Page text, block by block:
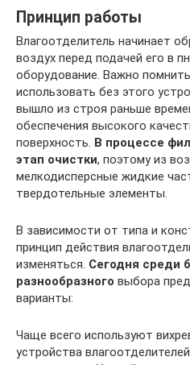
Принцип работы
Влагоотделитель начинает
воздух перед подачей его в
оборудование. Важно
использовать без этого
вышло из строя раньше
обеспечения высокого
поверхность. В процессе
этап очистки, поэтому из
мелкодисперсные жидкие
твердотельные элементы.
В зависимости от типа и
принцип действия
изменяться. Сегодня среди
разнообразного выбора
варианты:
Чаще всего используют
устройства